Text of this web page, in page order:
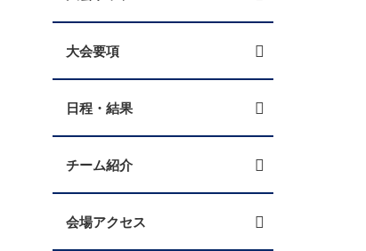
大会要項
日程・結果
チーム紹介
会場アクセス